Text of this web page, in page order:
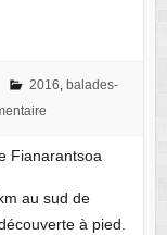
2016, balades-
Fianarantsoa
au sud de
à pied.